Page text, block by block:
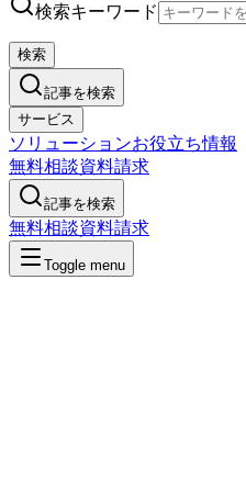
検索キーワード
検索
記事を検索
サービス
ソリューションお役立ち情報
無料相談資料請求
記事を検索
無料相談資料請求
Toggle menu